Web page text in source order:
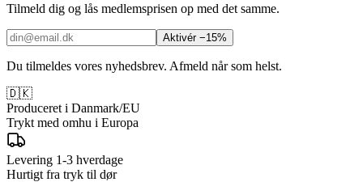
Tilmeld dig og lås medlemsprisen op med det samme.
Aktivér −15%
Du tilmeldes vores nyhedsbrev. Afmeld når som helst.
🇩🇰
Produceret i Danmark/EU
Trykt med omhu i Europa
Levering 1-3 hverdage
Hurtigt fra tryk til dør